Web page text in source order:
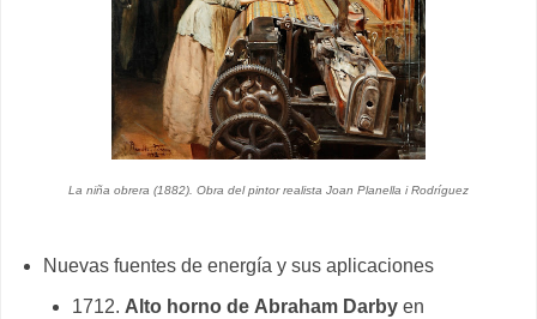
La niña obrera (1882). Obra del pintor realista Joan Planella i Rodríguez
Nuevas fuentes de energía y sus aplicaciones
1712. Alto horno de Abraham Darby en